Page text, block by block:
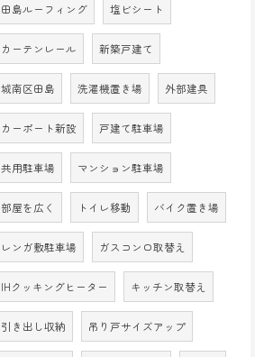
田島ルーフィング 塩ビシート
カーテンレール 新築戸建て
城南区田島 洗濯機置き場 外部建具
カーポート新設 戸建て駐車場
共用駐車場 マンション駐車場
部屋を広く トイレ移動 バイク置き場
レンガ敷駐車場 ガスコンロ取替え
IHクッキングヒーター キッチン取替え
引き出し収納 吊り戸サイズアップ